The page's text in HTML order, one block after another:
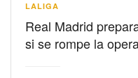
LALIGA
Real Madrid
si se rompe la